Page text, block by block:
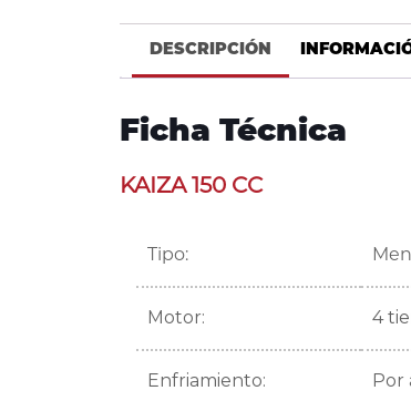
DESCRIPCIÓN
Ficha Técnica
KAIZA 150 CC
Tipo:
Motor: 4
Enfriamiento: Por